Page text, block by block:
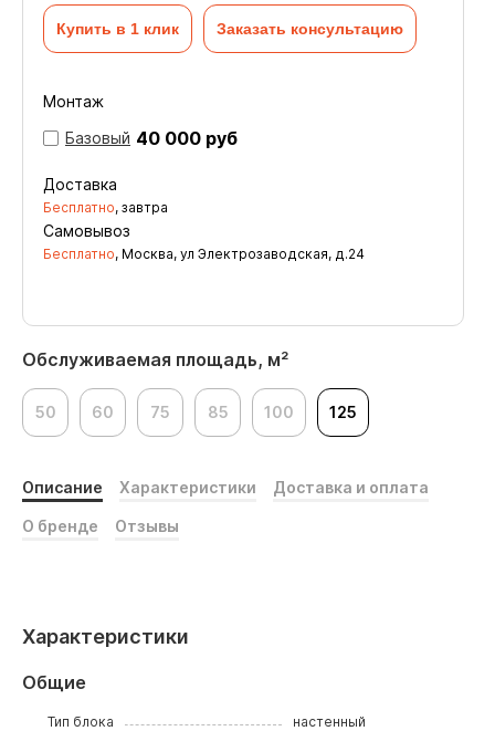
Обслуживаемая площадь, м²
50 60 75 85 100 125
Купить в 1 клик Заказать консультацию
Монтаж
Базовый 40 000 руб
Доставка
Бесплатно, завтра
Самовывоз
Бесплатно, Москва, ул Электрозаводская, д.24
Описание Характеристики Доставка и оплата
О бренде Отзывы
Характеристики
Общие
Тип блока настенный